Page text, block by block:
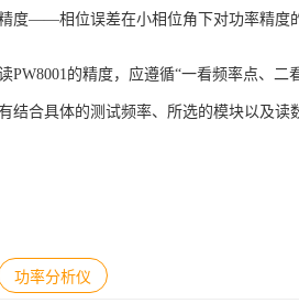
度——相位误差在小相位角下对功率精度
PW8001的精度，应遵循“一看频率点、
结合具体的测试频率、所选的模块以及
功率分析仪